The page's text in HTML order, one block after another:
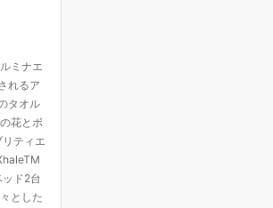
ミナエ
れるア
タオル
花とボ
ティエ
ド2台
とした